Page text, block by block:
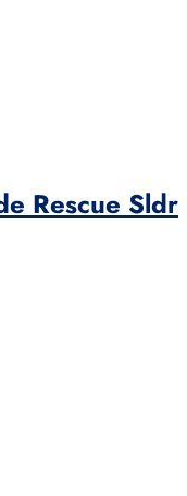
Rescue Sldr